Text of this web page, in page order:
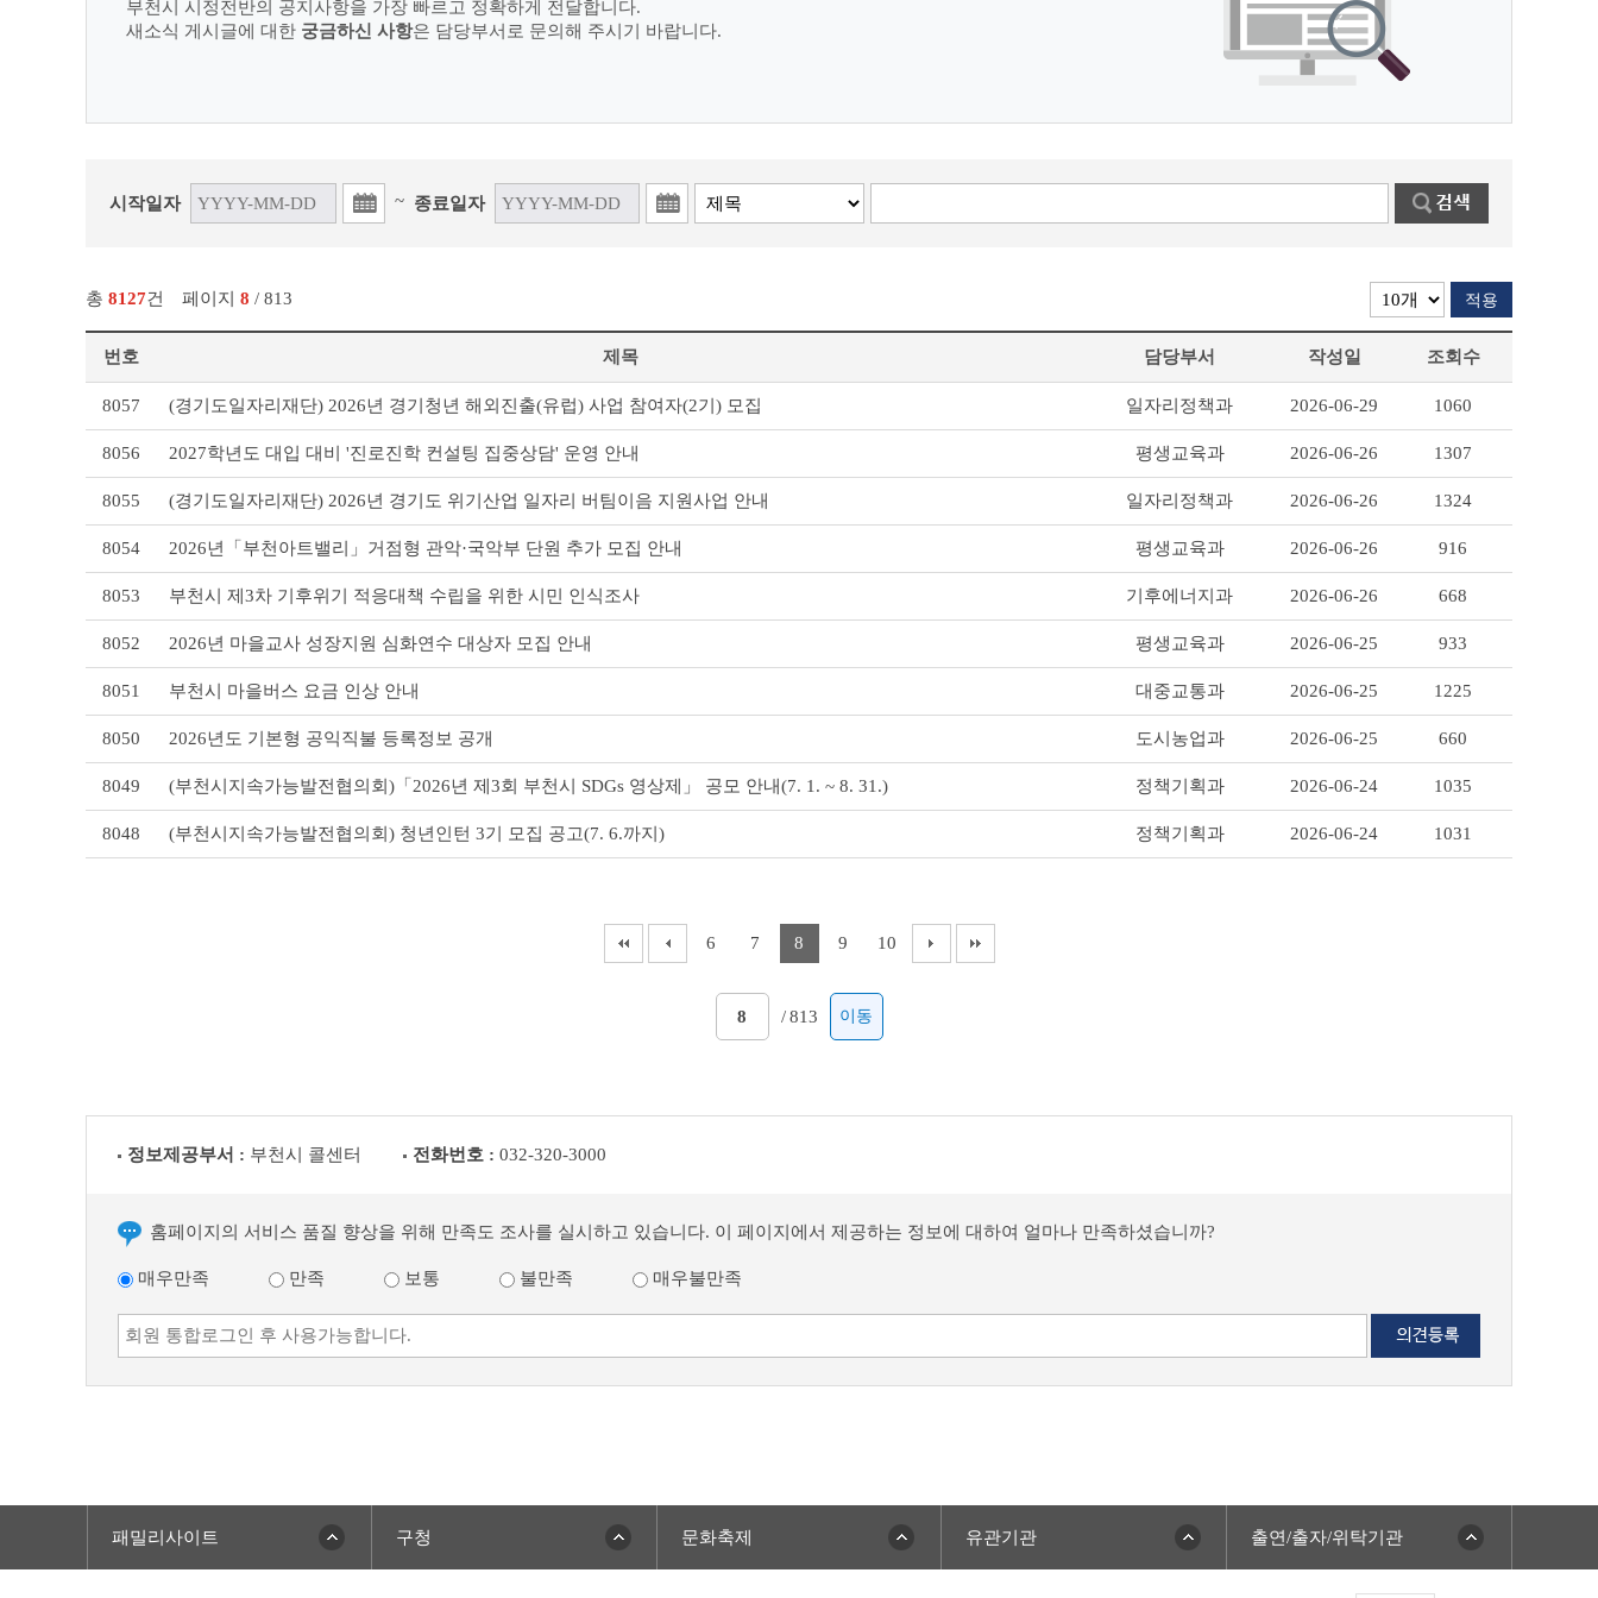
부천시 시정전반의 공지사항을 가장 빠르고 정확하게 전달합니다.
새소식 게시글에 대한 궁금하신 사항은 담당부서로 문의해 주시기 바랍니다.
시작일자 ~ 종료일자
총 8127건 페이지 8 / 813 적용
리
트
테
이
블
번호 제목 담당부서 작성일 조회수
8057 (경기도일자리재단) 2026년 경기청년 해외진출(유럽) 사업 참여자(2기) 모집 일자리정책과 2026-06-29 1060
8056 2027학년도 대입 대비 '진로진학 컨설팅 집중상담' 운영 안내 평생교육과 2026-06-26 1307
8055 (경기도일자리재단) 2026년 경기도 위기산업 일자리 버팀이음 지원사업 안내 일자리정책과 2026-06-26 1324
8054 2026년「부천아트밸리」거점형 관악·국악부 단원 추가 모집 안내 평생교육과 2026-06-26 916
8053 부천시 제3차 기후위기 적응대책 수립을 위한 시민 인식조사 기후에너지과 2026-06-26 668
8052 2026년 마을교사 성장지원 심화연수 대상자 모집 안내 평생교육과 2026-06-25 933
8051 부천시 마을버스 요금 인상 안내 대중교통과 2026-06-25 1225
8050 2026년도 기본형 공익직불 등록정보 공개 도시농업과 2026-06-25 660
8049 (부천시지속가능발전협의회)「2026년 제3회 부천시 SDGs 영상제」 공모 안내(7. 1. ~ 8. 31.) 정책기획과 2026-06-24 1035
8048 (부천시지속가능발전협의회) 청년인턴 3기 모집 공고(7. 6.까지) 정책기획과 2026-06-24 1031
6 7 8 9 10
/ 813 이동
정보제공부서 : 부천시 콜센터 전화번호 : 032-320-3000
홈페이지의 서비스 품질 향상을 위해 만족도 조사를 실시하고 있습니다. 이 페이지에서 제공하는 정보에 대하여 얼마나 만족하셨습니까?
매우만족 만족 보통 불만족 매우불만족
패밀리사이트 구청 문화축제 유관기관 출연/출자/위탁기관